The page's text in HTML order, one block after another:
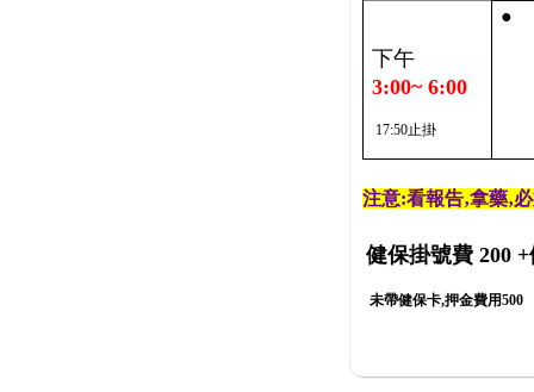
下午
3:00~ 6:00
17:50止掛
●
注意:看報告‚拿藥‚
健保掛號費 200 +
未帶健保卡,押金費用500